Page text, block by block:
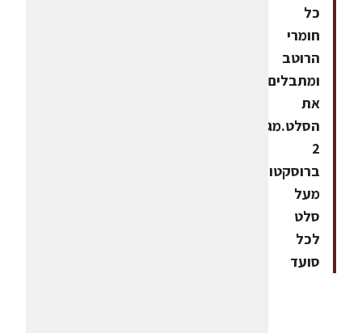
כל
חומרי
הרוטב
ומתבלים
את
הסלט.מגישים
2
ברוסקטות
מעל
סלט
לכל
סועד